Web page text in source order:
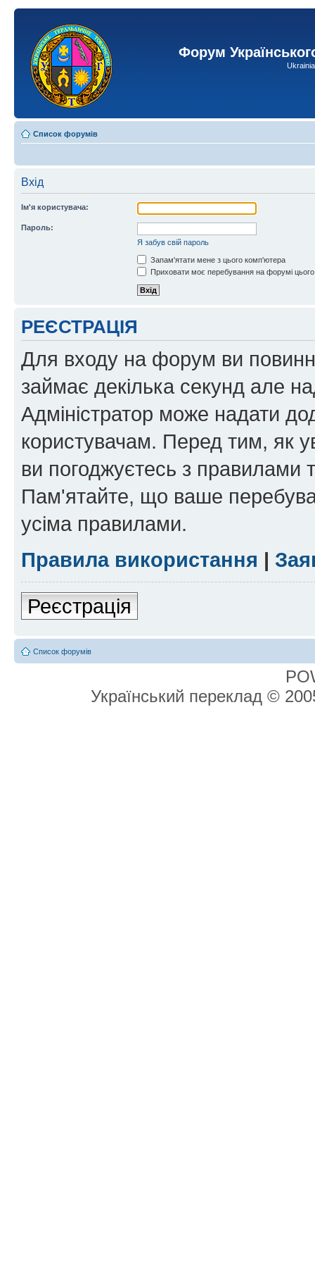
Форум
Список форумів
Вхід
Ім'я користувача:
Пароль:
Я забув свій пароль
Запам'ятати мене з цього комп'ютера
Приховати моє перебування на форумі
РЕЄСТРАЦІЯ
Для входу на форум ви
займає декілька секунд але
Адміністратор може надати
користувачам. Перед тим, як
ви погоджуєтесь з правилами
Пам'ятайте, що ваше
усіма правилами.
Правила використання |
Реєстрація
Список форумів
Український переклад ©